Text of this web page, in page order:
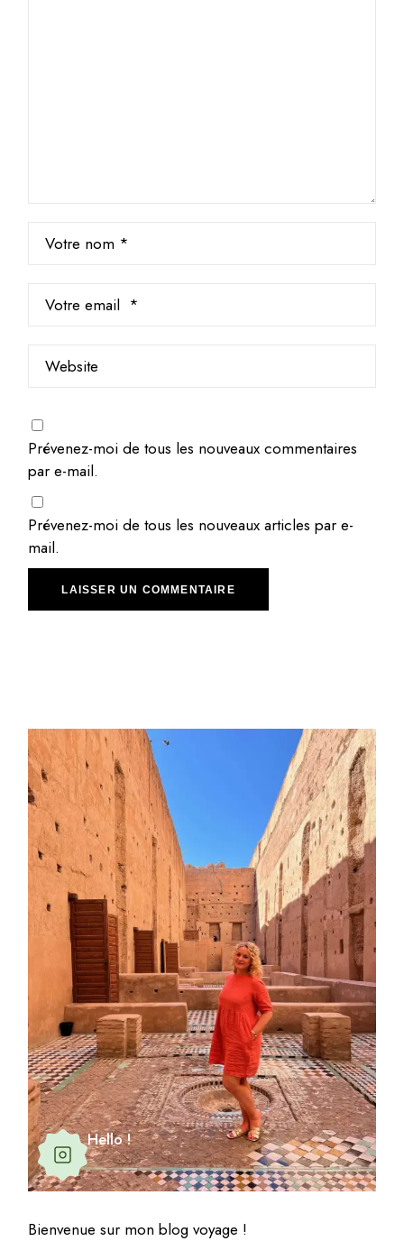
Prévenez-moi de tous les nouveaux commentaires
par e-mail.
Prévenez-moi de tous les nouveaux articles par e-
mail.
LAISSER UN COMMENTAIRE
Hello !
Bienvenue sur mon blog voyage !